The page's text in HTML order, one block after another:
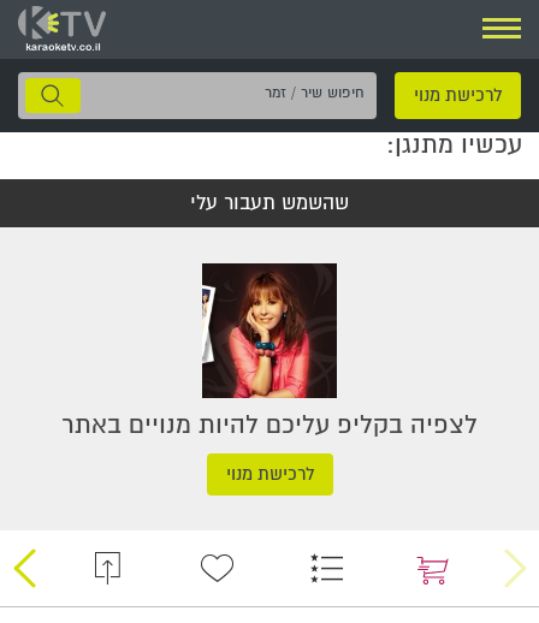
ניווט
לרכישת מנוי
חיפוש
שיר
עכשיו מתנגן:
שהשמש תעבור עלי
לצפיה בקליפ עליכם להיות מנויים באתר
לרכישת מנוי